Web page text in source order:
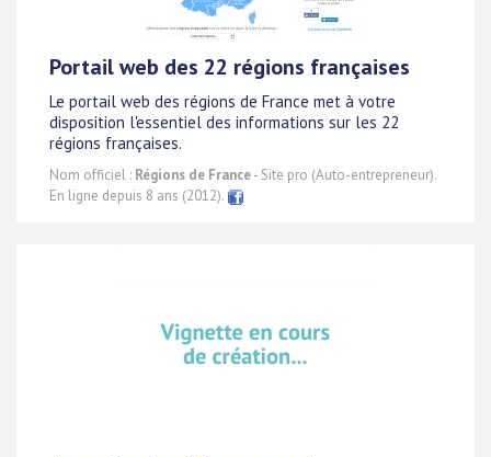
Portail web des 22 régions françaises
Le portail web des régions de France met à votre
disposition l'essentiel des informations sur les 22
régions françaises.
Nom officiel : Régions de France- Site pro (Auto-entrepreneur).
En ligne depuis 8 ans (2012).